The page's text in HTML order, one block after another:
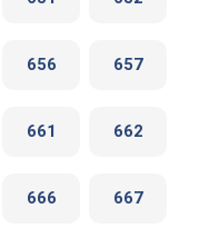
656 657
661 662
666 667